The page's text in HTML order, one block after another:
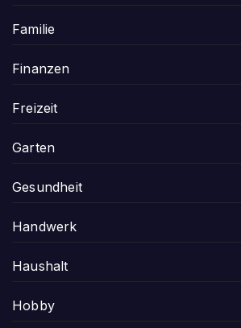
Familie
Finanzen
Freizeit
Garten
Gesundheit
Handwerk
Haushalt
Hobby